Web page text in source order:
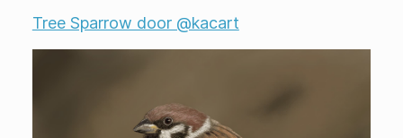
Tree Sparrow door @kacart